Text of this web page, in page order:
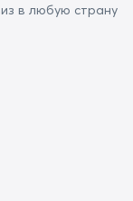
в любую страну